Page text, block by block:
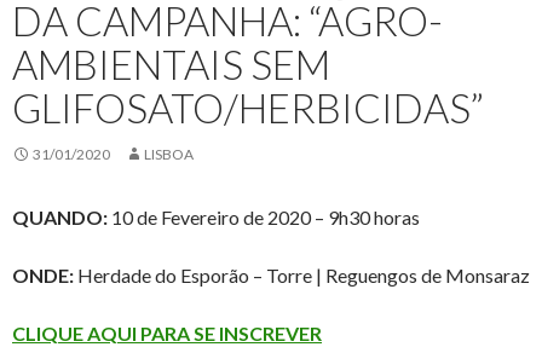
DA CAMPANHA: “AGRO-
AMBIENTAIS SEM
GLIFOSATO/HERBICIDAS”
31/01/2020 LISBOA
QUANDO: 10 de Fevereiro de 2020 – 9h30 horas
ONDE: Herdade do Esporão – Torre | Reguengos de Monsaraz
CLIQUE AQUI PARA SE INSCREVER